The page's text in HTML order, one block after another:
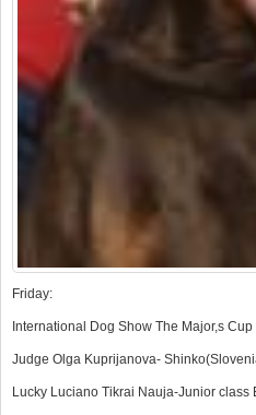
Friday:
International Dog Show The Major,s
Judge Olga Kuprijanova-
Lucky Luciano Tikrai Nauja-Junior class